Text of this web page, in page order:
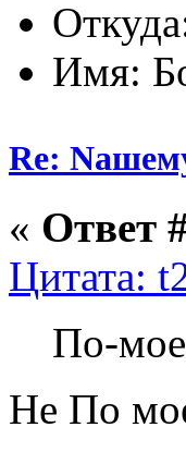
Имя:
Re:
« Ответ
Цитата:
По-
Не По